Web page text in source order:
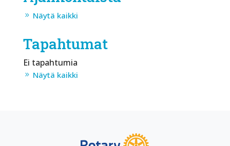
Näytä kaikki
Tapahtumat
Ei tapahtumia
Näytä kaikki